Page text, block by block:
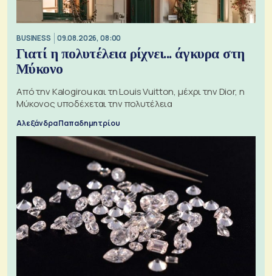
BUSINESS 09.08.2026, 08:00
Γιατί η πολυτέλεια ρίχνει... άγκυρα στη
Μύκονο
Από την Kalogirou και τη Louis Vuitton, μέχρι την Dior, η
Μύκονος υποδέχεται την πολυτέλεια
Αλεξάνδρα Παπαδημητρίου